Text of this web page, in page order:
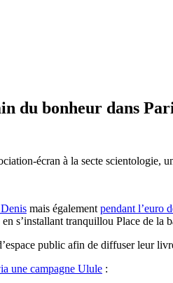
du bonheur dans
écran à la secte scientologie,
mais égalementpendant l’euro
s’installant tranquillou Place de la
public afin de diffuser leur
une campagne Ulule :